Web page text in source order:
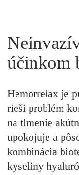
účinkom
Hemorrelax je
rieši problém
na tlmenie
upokojuje a
kombinácia
kyseliny